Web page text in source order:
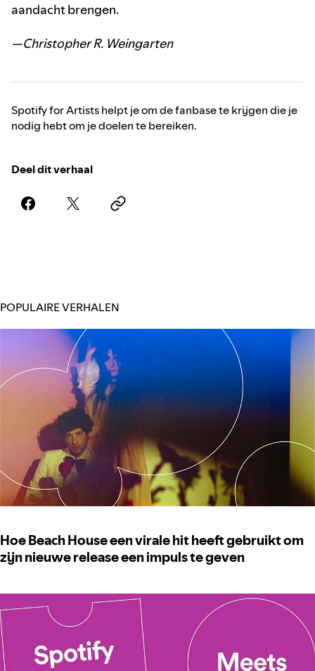
aandacht brengen.
—Christopher R. Weingarten
Spotify for Artists helpt je om de fanbase te krijgen die je
nodig hebt om je doelen te bereiken.
Deel dit verhaal
POPULAIRE VERHALEN
Hoe Beach House een virale hit heeft gebruikt om
zijn nieuwe release een impuls te geven